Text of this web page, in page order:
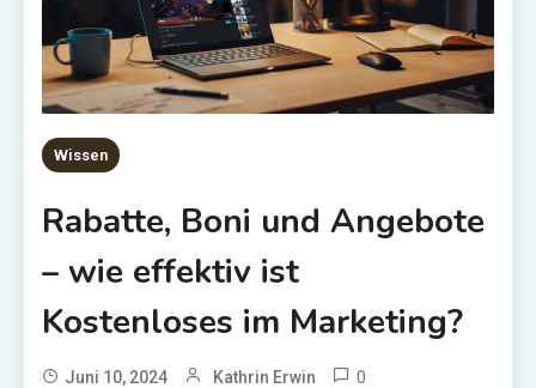
Wissen
Rabatte, Boni und Angebote
– wie effektiv ist
Kostenloses im Marketing?
Juni 10, 2024 Kathrin Erwin 0